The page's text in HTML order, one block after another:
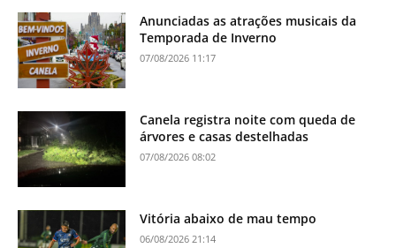
Anunciadas as atrações musicais da
Temporada de Inverno
07/08/2026 11:17
Canela registra noite com queda de
árvores e casas destelhadas
07/08/2026 08:02
Vitória abaixo de mau tempo
06/08/2026 21:14